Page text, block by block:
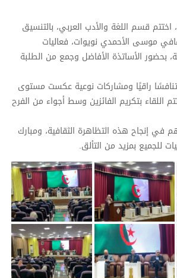
قسم اللغة والأدب العربي، بالتنسيق
موسى الأحمدي نويوات، فعاليات
بحضور الأساتذة الأفاضل وجمع من الطلبة
راقيًا ومشاركات نوعية عكست مستوى
اللقاء بتكريم الفائزين وسط أجواء من الفرح
إنجاح هذه التظاهرة الثقافية، ومبارك
للجميع بمزيد من التألق.